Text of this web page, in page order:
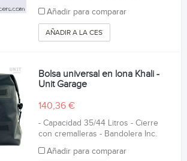
Añadir para comparar
AÑADIR A LA CESTA
Bolsa universal en lona Khali -
Unit Garage
140,36 €
- Capacidad 35/44 Litros - Cierre
con cremalleras - Bandolera Inc.
Añadir para comparar